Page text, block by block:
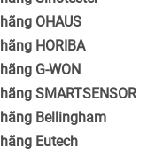
hãng OHAUS
hãng HORIBA
hãng G-WON
hãng SMARTSENSOR
hãng Bellingham
hãng Eutech